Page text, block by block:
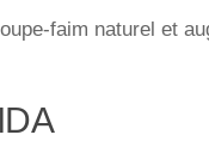
faim naturel et